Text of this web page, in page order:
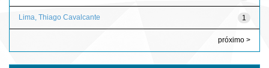
1
Lima, Thiago Cavalcante
próximo >